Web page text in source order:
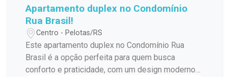
Apartamento duplex no Condomínio
Rua Brasil!
Centro - Pelotas/RS
Este apartamento duplex no Condomínio Rua
Brasil é a opção perfeita para quem busca
conforto e praticidade, com um design moderno e